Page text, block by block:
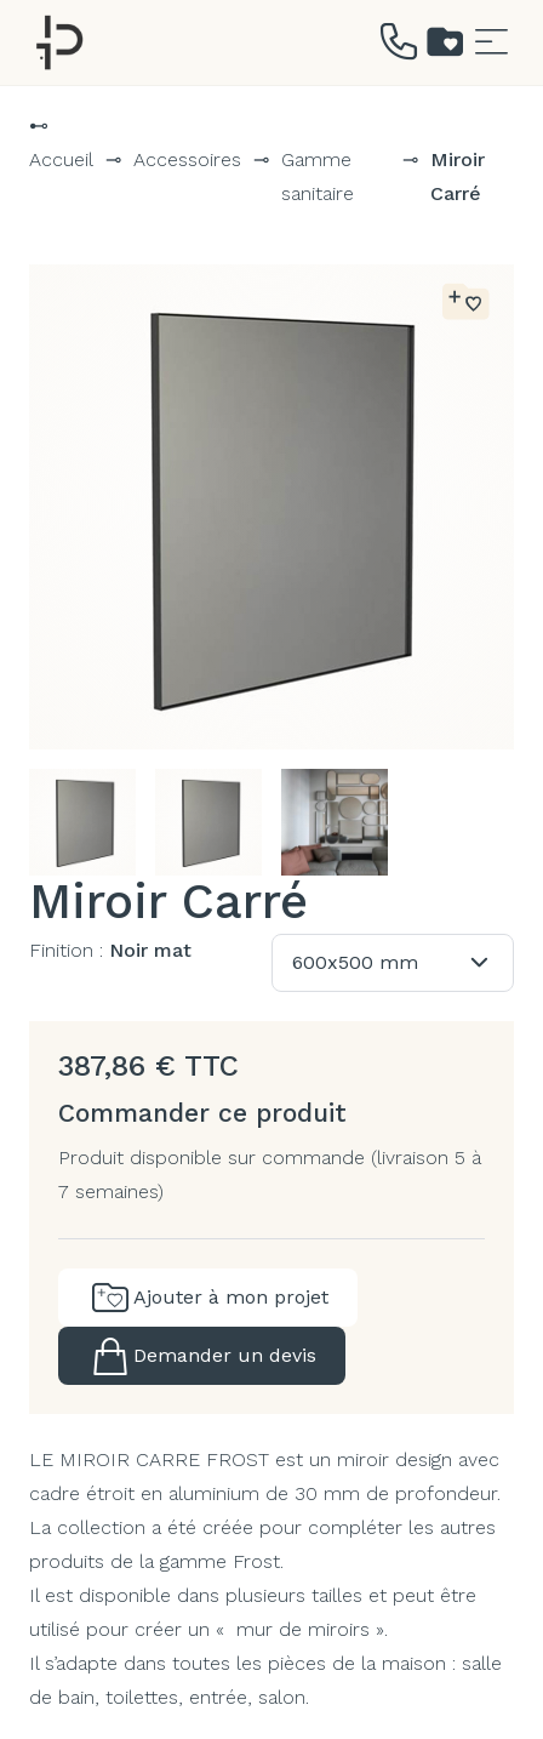
⊷
Accueil ⊸ Accessoires ⊸ Gamme
sanitaire
⊸
Miroir
Carré
Miroir Carré
Finition : Noir mat
600x500 mm
387,86 € TTC
Commander ce produit
Produit disponible sur commande (livraison 5 à
7 semaines)
Ajouter à mon projet
Demander un devis
LE MIROIR CARRE FROST est un miroir design avec
cadre étroit en aluminium de 30 mm de profondeur.
La collection a été créée pour compléter les autres
produits de la gamme Frost.
Il est disponible dans plusieurs tailles et peut être
utilisé pour créer un « mur de miroirs ».
Il s’adapte dans toutes les pièces de la maison : salle
de bain, toilettes, entrée, salon.